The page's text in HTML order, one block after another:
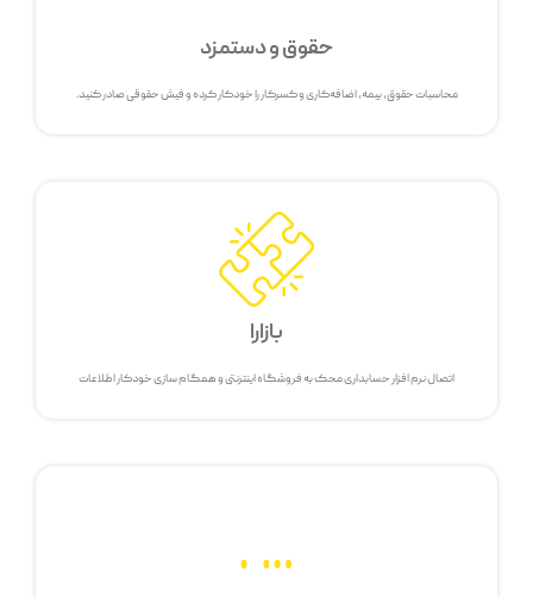
حقوق و دستمزد
محاسبات حقوق، بیمه، اضافه‌کاری و کسرکار را خودکار کرده و فیش حقوقی صادر کنید.
بازارا
اتصال نرم افزار حسابداری محک به فروشگاه اینترنتی و همگام سازی خودکار اطلاعات